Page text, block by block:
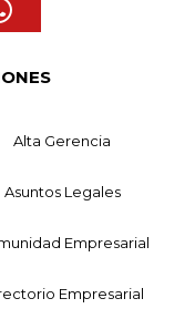
Alta Gerencia
Asuntos Legales
Empresarial
Empresarial